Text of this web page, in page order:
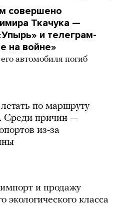
совершено
Ткачука —
и телеграм-
на войне»
автомобиля погиб
по маршруту
Среди причин —
из-за
и продажу
экологического класса